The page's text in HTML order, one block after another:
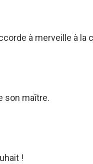
à merveille à
son maître.
!